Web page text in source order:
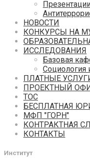
НОВОСТИ
КОНКУРСЫ НА
ИССЛЕДОВАНИЯ
Базовая
Социология
ПЛАТНЫЕ
ПРОЕКТНЫЙ
ТОС
БЕСПЛАТНАЯ
МФП "ГОРН"
КОНТРАКТНАЯ
КОНТАКТЫ
Институт